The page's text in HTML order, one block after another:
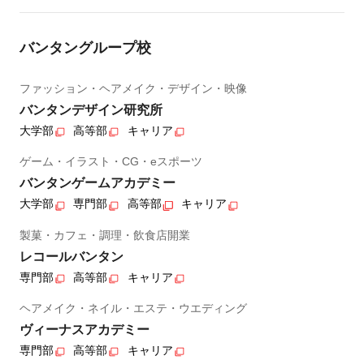
バンタングループ校
ファッション・ヘアメイク・デザイン・映像
バンタンデザイン研究所
大学部 高等部 キャリア
ゲーム・イラスト・CG・eスポーツ
バンタンゲームアカデミー
大学部 専門部 高等部 キャリア
製菓・カフェ・調理・飲食店開業
レコールバンタン
専門部 高等部 キャリア
ヘアメイク・ネイル・エステ・ウエディング
ヴィーナスアカデミー
専門部 高等部 キャリア